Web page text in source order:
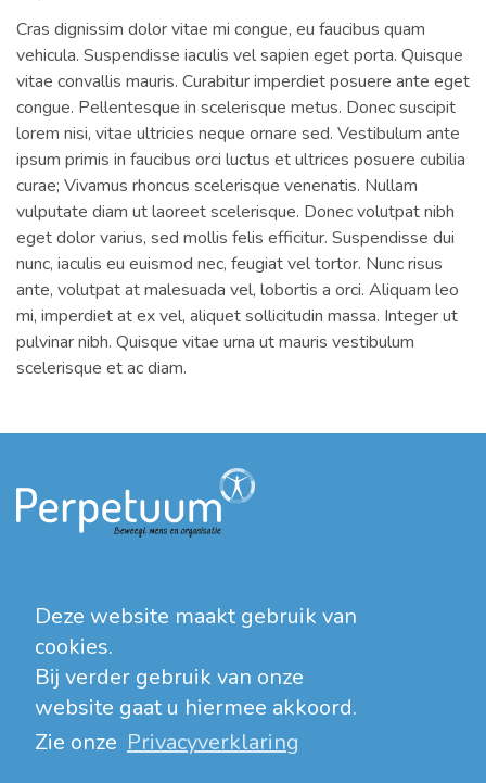
Deze website maakt gebruik van
cookies.
Bij verder gebruik van onze
website gaat u hiermee akkoord.
Zie onze Privacyverklaring
Cras dignissim dolor vitae mi congue, eu faucibus quam
vehicula. Suspendisse iaculis vel sapien eget porta. Quisque
vitae convallis mauris. Curabitur imperdiet posuere ante eget
congue. Pellentesque in scelerisque metus. Donec suscipit
lorem nisi, vitae ultricies neque ornare sed. Vestibulum ante
ipsum primis in faucibus orci luctus et ultrices posuere cubilia
curae; Vivamus rhoncus scelerisque venenatis. Nullam
vulputate diam ut laoreet scelerisque. Donec volutpat nibh
eget dolor varius, sed mollis felis efficitur. Suspendisse dui
nunc, iaculis eu euismod nec, feugiat vel tortor. Nunc risus
ante, volutpat at malesuada vel, lobortis a orci. Aliquam leo
mi, imperdiet at ex vel, aliquet sollicitudin massa. Integer ut
pulvinar nibh. Quisque vitae urna ut mauris vestibulum
scelerisque et ac diam.
+31 (0)30 7670557
info@perpetuum.net
Disclaimer